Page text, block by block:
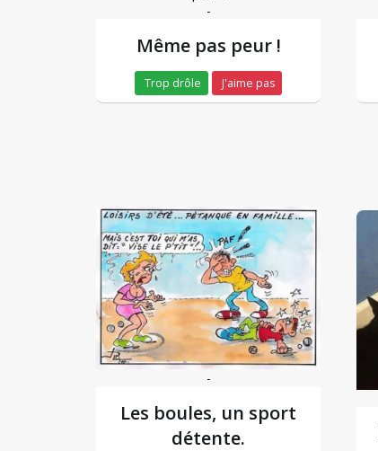
-
Même pas peur !
Trop drôle J'aime pas
-
Les boules, un sport
détente.